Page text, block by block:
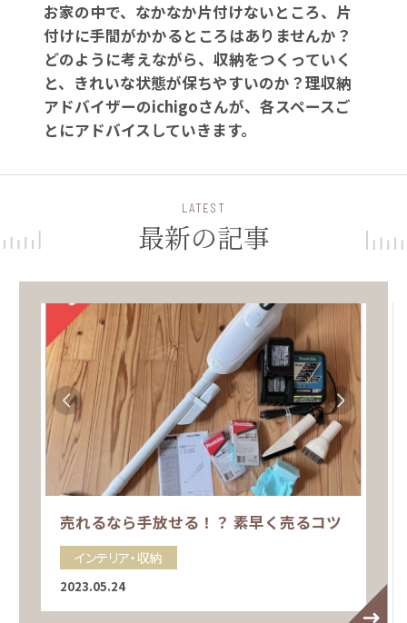
お家の中で、なかなか片付けないところ、片
付けに手間がかかるところはありませんか？
どのように考えながら、収納をつくっていく
と、きれいな状態が保ちやすいのか？理収納
アドバイザーのichigoさんが、各スペースご
とにアドバイスしていきます。
LATEST
最新の記事
売れるなら手放せる！？ 素早く売るコツ
インテリア・収納
2023.05.24